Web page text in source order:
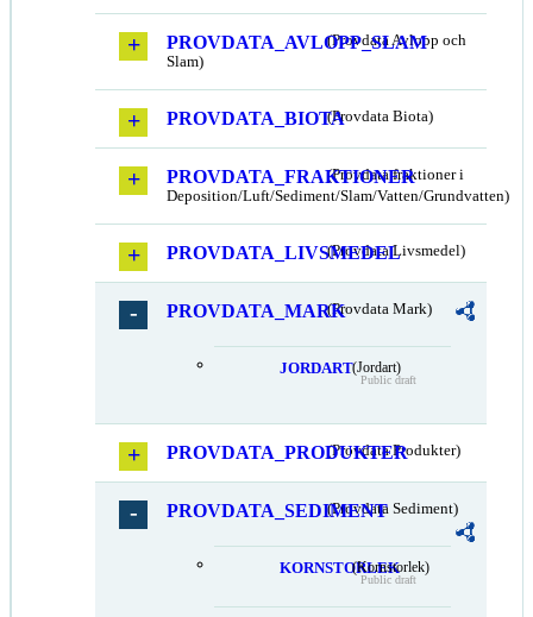
PROVDATA_AVLOPP_SLAM
(Provdata Avlopp och
Slam)
PROVDATA_BIOTA(Provdata Biota)
PROVDATA_FRAKTIONER
(Provdata fraktioner i
Deposition/Luft/Sediment/Slam/Vatten/Grundvatten)
PROVDATA_LIVSMEDEL
(Provdata Livsmedel)
PROVDATA_MARK(Provdata Mark)
JORDART(Jordart)
Public draft
PROVDATA_PRODUKTER
(Provdata Produkter)
PROVDATA_SEDIMENT(Provdata Sediment)
KORNSTORLEK
(Kornstorlek)
Public draft